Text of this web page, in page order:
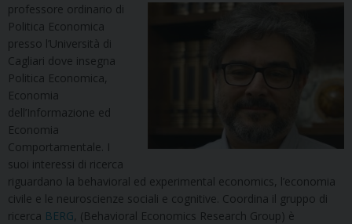
professore ordinario di
Politica Economica
presso l’Università di
Cagliari dove insegna
Politica Economica,
Economia
dell’Informazione ed
Economia
Comportamentale. I
suoi interessi di ricerca
riguardano la behavioral ed experimental economics, l’economia
civile e le neuroscienze sociali e cognitive. Coordina il gruppo di
ricerca BERG , (Behavioral Economics Research Group) è